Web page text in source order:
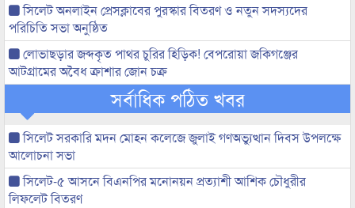
সিলেট অনলাইন প্রেসক্লাবের পুরস্কার বিতরণ ও নতুন সদস্যদের
পরিচিতি সভা অনুষ্ঠিত
লোভাছড়ার জব্দকৃত পাথর চুরির হিড়িক! বেপরোয়া জকিগঞ্জের
আটগ্রামের অবৈধ ক্রাশার জোন চক্র
সর্বাধিক পঠিত খবর
সিলেট সরকারি মদন মোহন কলেজে জুলাই গণঅভ্যুত্থান দিবস উপলক্ষে
আলোচনা সভা
সিলেট-৫ আসনে বিএনপির মনোনয়ন প্রত্যাশী আশিক চৌধুরীর
লিফলেট বিতরণ